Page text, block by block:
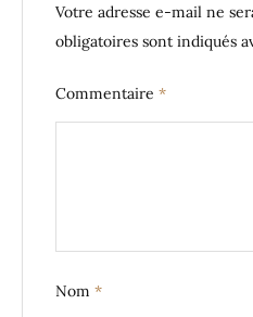
Votre adresse e-mail ne
obligatoires sont indiqués
Commentaire *
Nom *